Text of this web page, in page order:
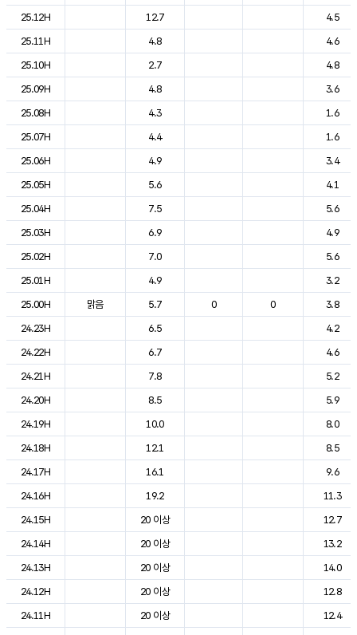
25.12H
12.7
4.5
25.11H
4.8
4.6
25.10H
2.7
4.8
25.09H
4.8
3.6
25.08H
4.3
1.6
25.07H
4.4
1.6
25.06H
4.9
3.4
25.05H
5.6
4.1
25.04H
7.5
5.6
25.03H
6.9
4.9
25.02H
7.0
5.6
25.01H
4.9
3.2
25.00H
맑음 5.7 0 0
3.8
24.23H
6.5
4.2
24.22H
6.7
4.6
24.21H
7.8
5.2
24.20H
8.5
5.9
24.19H
10.0
8.0
24.18H
12.1
8.5
24.17H
16.1
9.6
24.16H
19.2
11.3
24.15H
20 이상
12.7
24.14H
20 이상
13.2
24.13H
20 이상
14.0
24.12H
20 이상
12.8
24.11H
20 이상
12.4